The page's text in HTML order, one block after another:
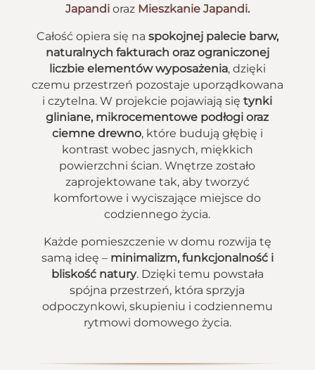
Japandioraz Mieszkanie Japandi.
Całość opiera się na spokojnej palecie barw,
naturalnych fakturach oraz ograniczonej
liczbie elementów wyposażenia, dzięki
czemu przestrzeń pozostaje uporządkowana
i czytelna. W projekcie pojawiają siętynki
gliniane, mikrocementowe podłogi oraz
ciemne drewno, które budują głębię i
kontrast wobec jasnych, miękkich
powierzchni ścian. Wnętrze zostało
zaprojektowane tak, aby tworzyć
komfortowe i wyciszające miejsce do
codziennego życia.
Każde pomieszczenie w domu rozwija tę
samą ideę – minimalizm, funkcjonalność i
bliskość natury. Dzięki temu powstała
spójna przestrzeń, która sprzyja
odpoczynkowi, skupieniu i codziennemu
rytmowi domowego życia.